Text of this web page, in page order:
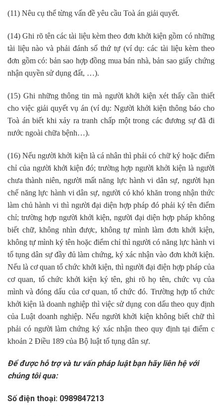
(11) Nêu cụ thể từng vấn đề yêu cầu Toà án giải quyết.
(14) Ghi rõ tên các tài liệu kèm theo đơn khởi kiện gồm có những
tài liệu nào và phải đánh số thứ tự (ví dụ: các tài liệu kèm theo
đơn gồm có: bản sao hợp đồng mua bán nhà, bản sao giấy chứng
nhận quyền sử dụng đất, …).
(15) Ghi những thông tin mà người khởi kiện xét thấy cần thiết
cho việc giải quyết vụ án (ví dụ: Người khởi kiện thông báo cho
Toà án biết khi xảy ra tranh chấp một trong các đương sự đã đi
nước ngoài chữa bệnh…).
(16) Nếu người khởi kiện là cá nhân thì phải có chữ ký hoặc điểm
chỉ của người khởi kiện đó; trường hợp người khởi kiện là người
chưa thành niên, người mất năng lực hành vi dân sự, người hạn
chế năng lực hành vi dân sự, người có khó khăn trong nhận thức
làm chủ hành vi thì người đại diện hợp pháp đó phải ký tên điểm
chỉ; trường hợp người khởi kiện, người đại diện hợp pháp không
biết chữ, không nhìn được, không tự mình làm đơn khởi kiện,
không tự mình ký tên hoặc điểm chỉ thì người có năng lực hành vi
tố tụng dân sự đầy đủ làm chứng, ký xác nhận vào đơn khởi kiện.
Nếu là cơ quan tổ chức khởi kiện, thì người đại điện hợp pháp của
cơ quan, tổ chức khởi kiện ký tên, ghi rõ họ tên, chức vụ của
mình và đóng dấu của cơ quan, tổ chức đó. Trường hợp tổ chức
khởi kiện là doanh nghiệp thì việc sử dụng con dấu theo quy định
của Luật doanh nghiệp. Nếu người khởi kiện không biết chữ thì
phải có người làm chứng ký xác nhận theo quy định tại điểm c
khoản 2 Điều 189 của Bộ luật tố tụng dân sự.
Để được hỗ trợ và tư vấn pháp luật bạn hãy liên hệ với
chúng tôi qua:
Số điện thoại: 0989847213